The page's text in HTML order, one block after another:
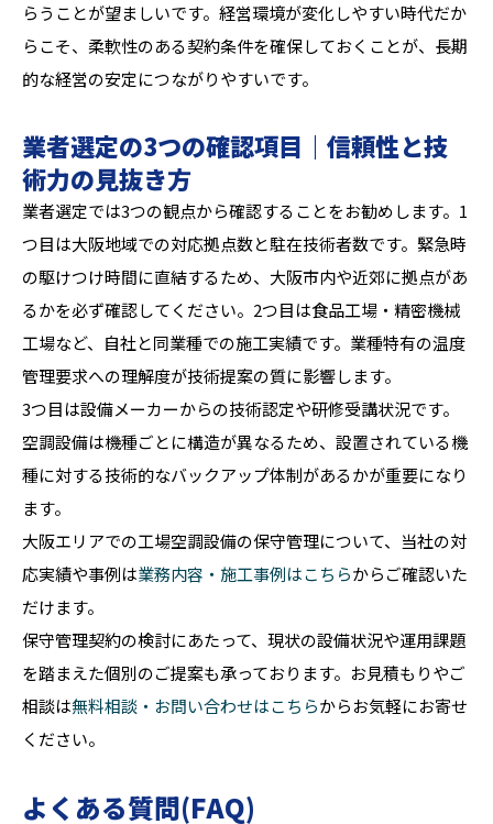
らうことが望ましいです。経営環境が変化しやすい時代だか
らこそ、柔軟性のある契約条件を確保しておくことが、長期
的な経営の安定につながりやすいです。
業者選定の3つの確認項目｜信頼性と技
術力の見抜き方
業者選定では3つの観点から確認することをお勧めします。1
つ目は大阪地域での対応拠点数と駐在技術者数です。緊急時
の駆けつけ時間に直結するため、大阪市内や近郊に拠点があ
るかを必ず確認してください。2つ目は食品工場・精密機械
工場など、自社と同業種での施工実績です。業種特有の温度
管理要求への理解度が技術提案の質に影響します。
3つ目は設備メーカーからの技術認定や研修受講状況です。
空調設備は機種ごとに構造が異なるため、設置されている機
種に対する技術的なバックアップ体制があるかが重要になり
ます。
大阪エリアでの工場空調設備の保守管理について、当社の対
応実績や事例は業務内容・施工事例はこちらからご確認いた
だけます。
保守管理契約の検討にあたって、現状の設備状況や運用課題
を踏まえた個別のご提案も承っております。お見積もりやご
相談は無料相談・お問い合わせはこちらからお気軽にお寄せ
ください。
よくある質問(FAQ)